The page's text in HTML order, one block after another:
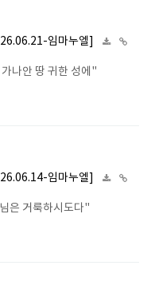
임마누엘]
나안 땅 귀한 성에"
임마누엘]
은 거룩하시도다"